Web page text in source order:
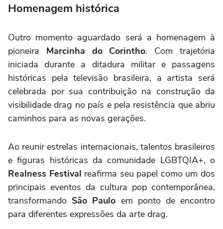
Homenagem histórica
Outro momento aguardado será a homenagem à
pioneira Marcinha do Corintho. Com trajetória
iniciada durante a ditadura militar e passagens
históricas pela televisão brasileira, a artista será
celebrada por sua contribuição na construção da
visibilidade drag no país e pela resistência que abriu
caminhos para as novas gerações.
Ao reunir estrelas internacionais, talentos brasileiros
e figuras históricas da comunidade LGBTQIA+, o
Realness Festival reafirma seu papel como um dos
principais eventos da cultura pop contemporânea,
transformando São Paulo em ponto de encontro
para diferentes expressões da arte drag.